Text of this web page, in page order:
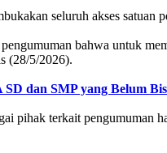
seluruh akses
bahwa untuk
(28/5/2026).
dan SMP yang Belum
pihak terkait